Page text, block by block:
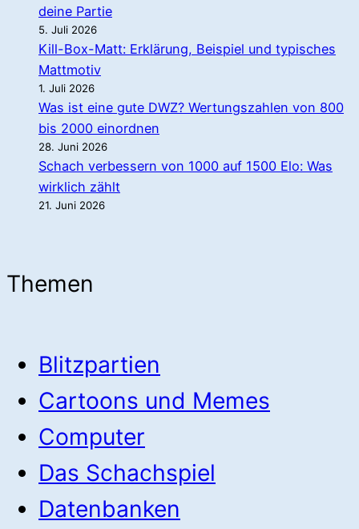
deine Partie
5. Juli 2026
Kill-Box-Matt: Erklärung, Beispiel und typisches
Mattmotiv
1. Juli 2026
Was ist eine gute DWZ? Wertungszahlen von 800
bis 2000 einordnen
28. Juni 2026
Schach verbessern von 1000 auf 1500 Elo: Was
wirklich zählt
21. Juni 2026
Themen
Blitzpartien
Cartoons und Memes
Computer
Das Schachspiel
Datenbanken